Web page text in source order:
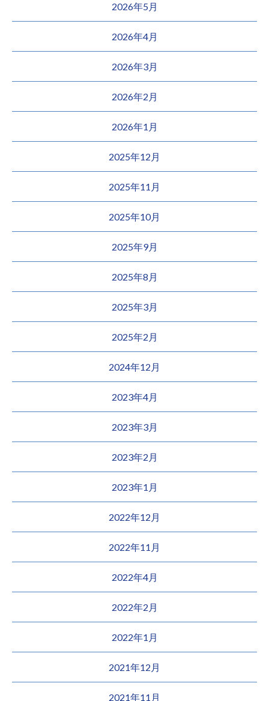
2026年5月
2026年4月
2026年3月
2026年2月
2026年1月
2025年12月
2025年11月
2025年10月
2025年9月
2025年8月
2025年3月
2025年2月
2024年12月
2023年4月
2023年3月
2023年2月
2023年1月
2022年12月
2022年11月
2022年4月
2022年2月
2022年1月
2021年12月
2021年11月